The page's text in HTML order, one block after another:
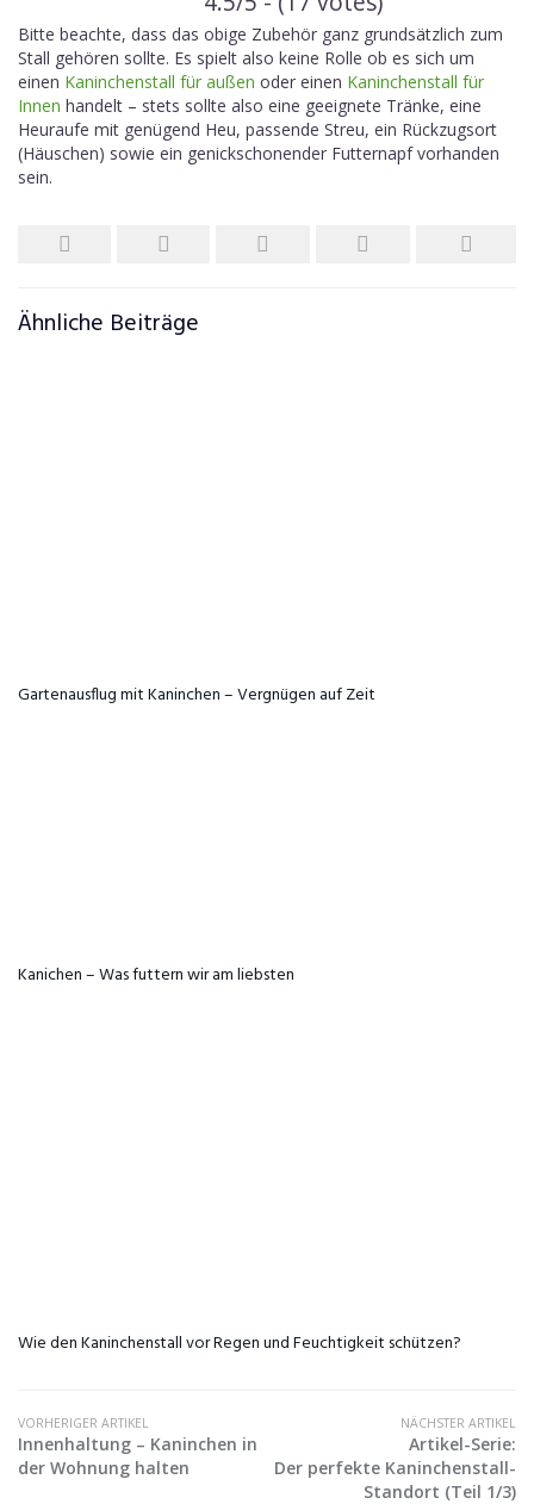
Bitte beachte, dass das obige Zubehör ganz grundsätzlich zum
Stall gehören sollte. Es spielt also keine Rolle ob es sich um
einen Kaninchenstall für außen oder einen Kaninchenstall für
Innen handelt – stets sollte also eine geeignete Tränke, eine
Heuraufe mit genügend Heu, passende Streu, ein Rückzugsort
(Häuschen) sowie ein genickschonender Futternapf vorhanden
sein.
Ähnliche Beiträge
Gartenausflug mit Kaninchen – Vergnügen auf Zeit
Kanichen – Was futtern wir am liebsten
Wie den Kaninchenstall vor Regen und Feuchtigkeit schützen?
VORHERIGER ARTIKEL
Innenhaltung – Kaninchen in
der Wohnung halten
NÄCHSTER ARTIKEL
Artikel-Serie:
Der perfekte Kaninchenstall-
Standort (Teil 1/3)